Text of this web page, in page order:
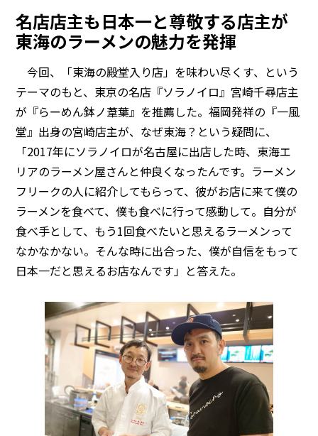
名店店主も日本一と尊敬する店主が
東海のラーメンの魅力を発揮
今回、「東海の殿堂入り店」を味わい尽くす、という
テーマのもと、東京の名店『ソラノイロ』宮崎千尋店主
が『らーめん鉢ノ葦葉』を推薦した。福岡発祥の『一風
堂』出身の宮崎店主が、なぜ東海？という疑問に、
「2017年にソラノイロが名古屋に出店した時、東海エ
リアのラーメン屋さんと仲良くなったんです。ラーメン
フリークの人に紹介してもらって、彼がお店に来て僕の
ラーメンを食べて、僕も食べに行って感動して。自分が
食べ手として、もう1回食べたいと思えるラーメンって
なかなかない。そんな時に出合った、僕が自信をもって
日本一だと思えるお店なんです」と答えた。